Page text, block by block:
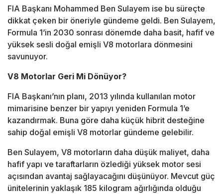
FIA Başkanı Mohammed Ben Sulayem ise bu süreçte
dikkat çeken bir öneriyle gündeme geldi. Ben Sulayem,
Formula 1’in 2030 sonrası dönemde daha basit, hafif ve
yüksek sesli doğal emişli V8 motorlara dönmesini
savunuyor.
V8 Motorlar Geri Mi Dönüyor?
FIA Başkanı’nın planı, 2013 yılında kullanılan motor
mimarisine benzer bir yapıyı yeniden Formula 1’e
kazandırmak. Buna göre daha küçük hibrit desteğine
sahip doğal emişli V8 motorlar gündeme gelebilir.
Ben Sulayem, V8 motorların daha düşük maliyet, daha
hafif yapı ve taraftarların özlediği yüksek motor sesi
açısından avantaj sağlayacağını düşünüyor. Mevcut güç
ünitelerinin yaklaşık 185 kilogram ağırlığında olduğu